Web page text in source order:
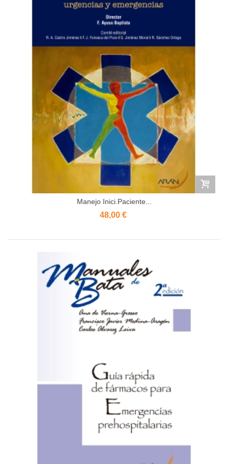
Manejo Inici.Paciente...
48,00 €